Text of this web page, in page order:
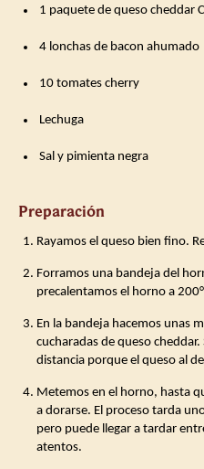
1 paquete de queso cheddar
️ 4 lonchas de bacon ahumado
️ 10 tomates cherry
️ Lechuga
️ Sal y pimienta negra
Preparación
Rayamos el queso bien fino.
Forramos una bandeja del
precalentamos el horno a
En la bandeja hacemos unas
cucharadas de queso
distancia porque el queso al
Metemos en el horno, hasta
a dorarse. El proceso tarda
pero puede llegar a tardar
atentos.